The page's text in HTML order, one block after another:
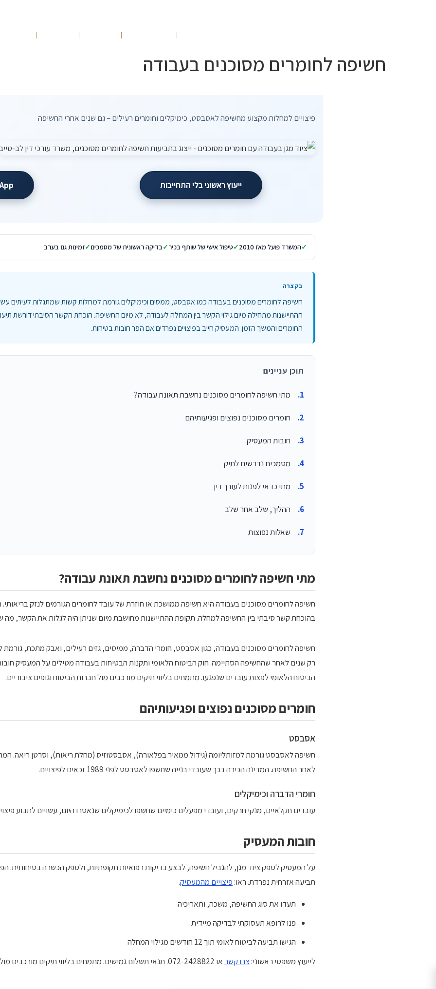
חשיפה לחומרים מסוכנים בעבודה
פיצויים למחלות מקצוע מחשיפה לאסבסט, כימיקלים וחומרים רעילים – גם שנים אחרי החשיפה
ייעוץ ראשוני בלי התחייבות
המשרד פועל מאז 2010 טיפול אישי של שותף בכיר בדיקה ראשונית של מסמכים זמינות גם בערב
חשיפה לחומרים מסוכנים בעבודה כמו אסבסט, ממסים וכימיקלים גורמת למחלות קשות שמתגלות לעיתים
ההתיישנות מתחילה מיום גילוי הקשר בין המחלה לעבודה, לא מיום החשיפה. הוכחת הקשר הסיבתי דורשת
החומרים והמשך הזמן. המעסיק חייב בפיצויים נפרדים אם הפר חובות בטיחות.
תוכן עניינים
מתי חשיפה לחומרים מסוכנים נחשבת תאונת עבודה?
חומרים מסוכנים נפוצים ופגיעותיהם
חובות המעסיק
מסמכים נדרשים לתיק
מתי כדאי לפנות לעורך דין
ההליך, שלב אחר שלב
שאלות נפוצות
מתי חשיפה לחומרים מסוכנים נחשבת תאונת עבודה?
חשיפה לחומרים מסוכנים בעבודה היא חשיפה ממושכת או חוזרת של עובד לחומרים הגורמים לנזק בריאותי.
בהוכחת קשר סיבתי בין החשיפה למחלה. תקופת ההתיישנות מחושבת מיום שניתן היה לגלות את הקשר, מה
חשיפה לחומרים מסוכנים בעבודה, כגון אסבסט, חומרי הדברה, ממיסים, גזים רעילים, ואבק מתכת,
רק שנים לאחר שהחשיפה הסתיימה. חוק הביטוח הלאומי ותקנות הבטיחות בעבודה מטילים על המעסיק
הביטוח הלאומי לפצות עובדים שנפגעו. מתמחים בליווי תיקים מורכבים מול חברות הביטוח וגופים ציבוריים.
חומרים מסוכנים נפוצים ופגיעותיהם
אסבסט
לאחר החשיפה. המדינה הכירה בכך שעובדי בנייה שחשפו לאסבסט לפני 1989 זכאים לפיצויים.
חומרי הדברה וכימיקלים
עובדים חקלאיים, מנקי חרקים, ועובדי מפעלים כימיים שחשפו לכימיקלים שנאסרו היום, עשויים לתבוע
חובות המעסיק
על המעסיק לספק ציוד מגן, להגביל חשיפה, לבצע בדיקות רפואיות תקופתיות, ולספק הכשרה בטיחותית.
תביעה אזרחית נפרדת. ראו:פיצויים מהמעסיק.
תעדו את סוג החשיפה, משכה, ותאריכיה
פנו לרופא תעסוקתי לבדיקה מיידית
הגישו תביעה לביטוח לאומי תוך 12 חודשים מגילוי המחלה
לייעוץ משפטי ראשוני:צרו קשראו 072-2428822. תנאי תשלום גמישים. מתמחים בליווי תיקים מורכבים מול חברות הביטוח וגופים ציבוריים.